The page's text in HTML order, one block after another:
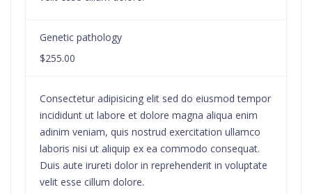
Genetic pathology
$255.00
Consectetur adipisicing elit sed do eiusmod tempor
incididunt ut labore et dolore magna aliqua enim
adinim veniam, quis nostrud exercitation ullamco
laboris nisi ut aliquip ex ea commodo consequat.
Duis aute irureti dolor in reprehenderit in voluptate
velit esse cillum dolore.